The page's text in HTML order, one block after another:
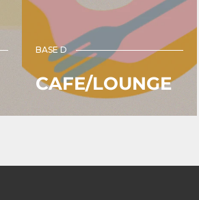
BASE D
CAFE/LOUNGE